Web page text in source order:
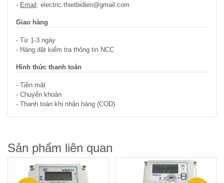
- Email : electric.thietbidien@gmail.com
Giao hàng
- Từ 1-3 ngày
- Hàng đặt kiểm tra thông tin NCC
Hình thức thanh toán
- Tiền mặt
- Chuyển khoản
- Thanh toán khi nhận hàng (COD)
Sản phẩm liên quan